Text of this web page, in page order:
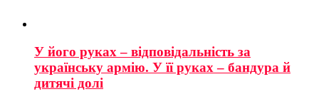
У його руках – відповідальність за
українську армію. У її руках – бандура й
дитячі долі